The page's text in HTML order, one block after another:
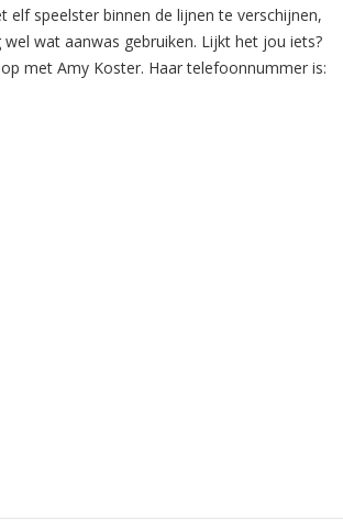
elf speelster binnen de lijnen te verschijnen,
wat aanwas gebruiken. Lijkt het jou iets?
met Amy Koster. Haar telefoonnummer is: